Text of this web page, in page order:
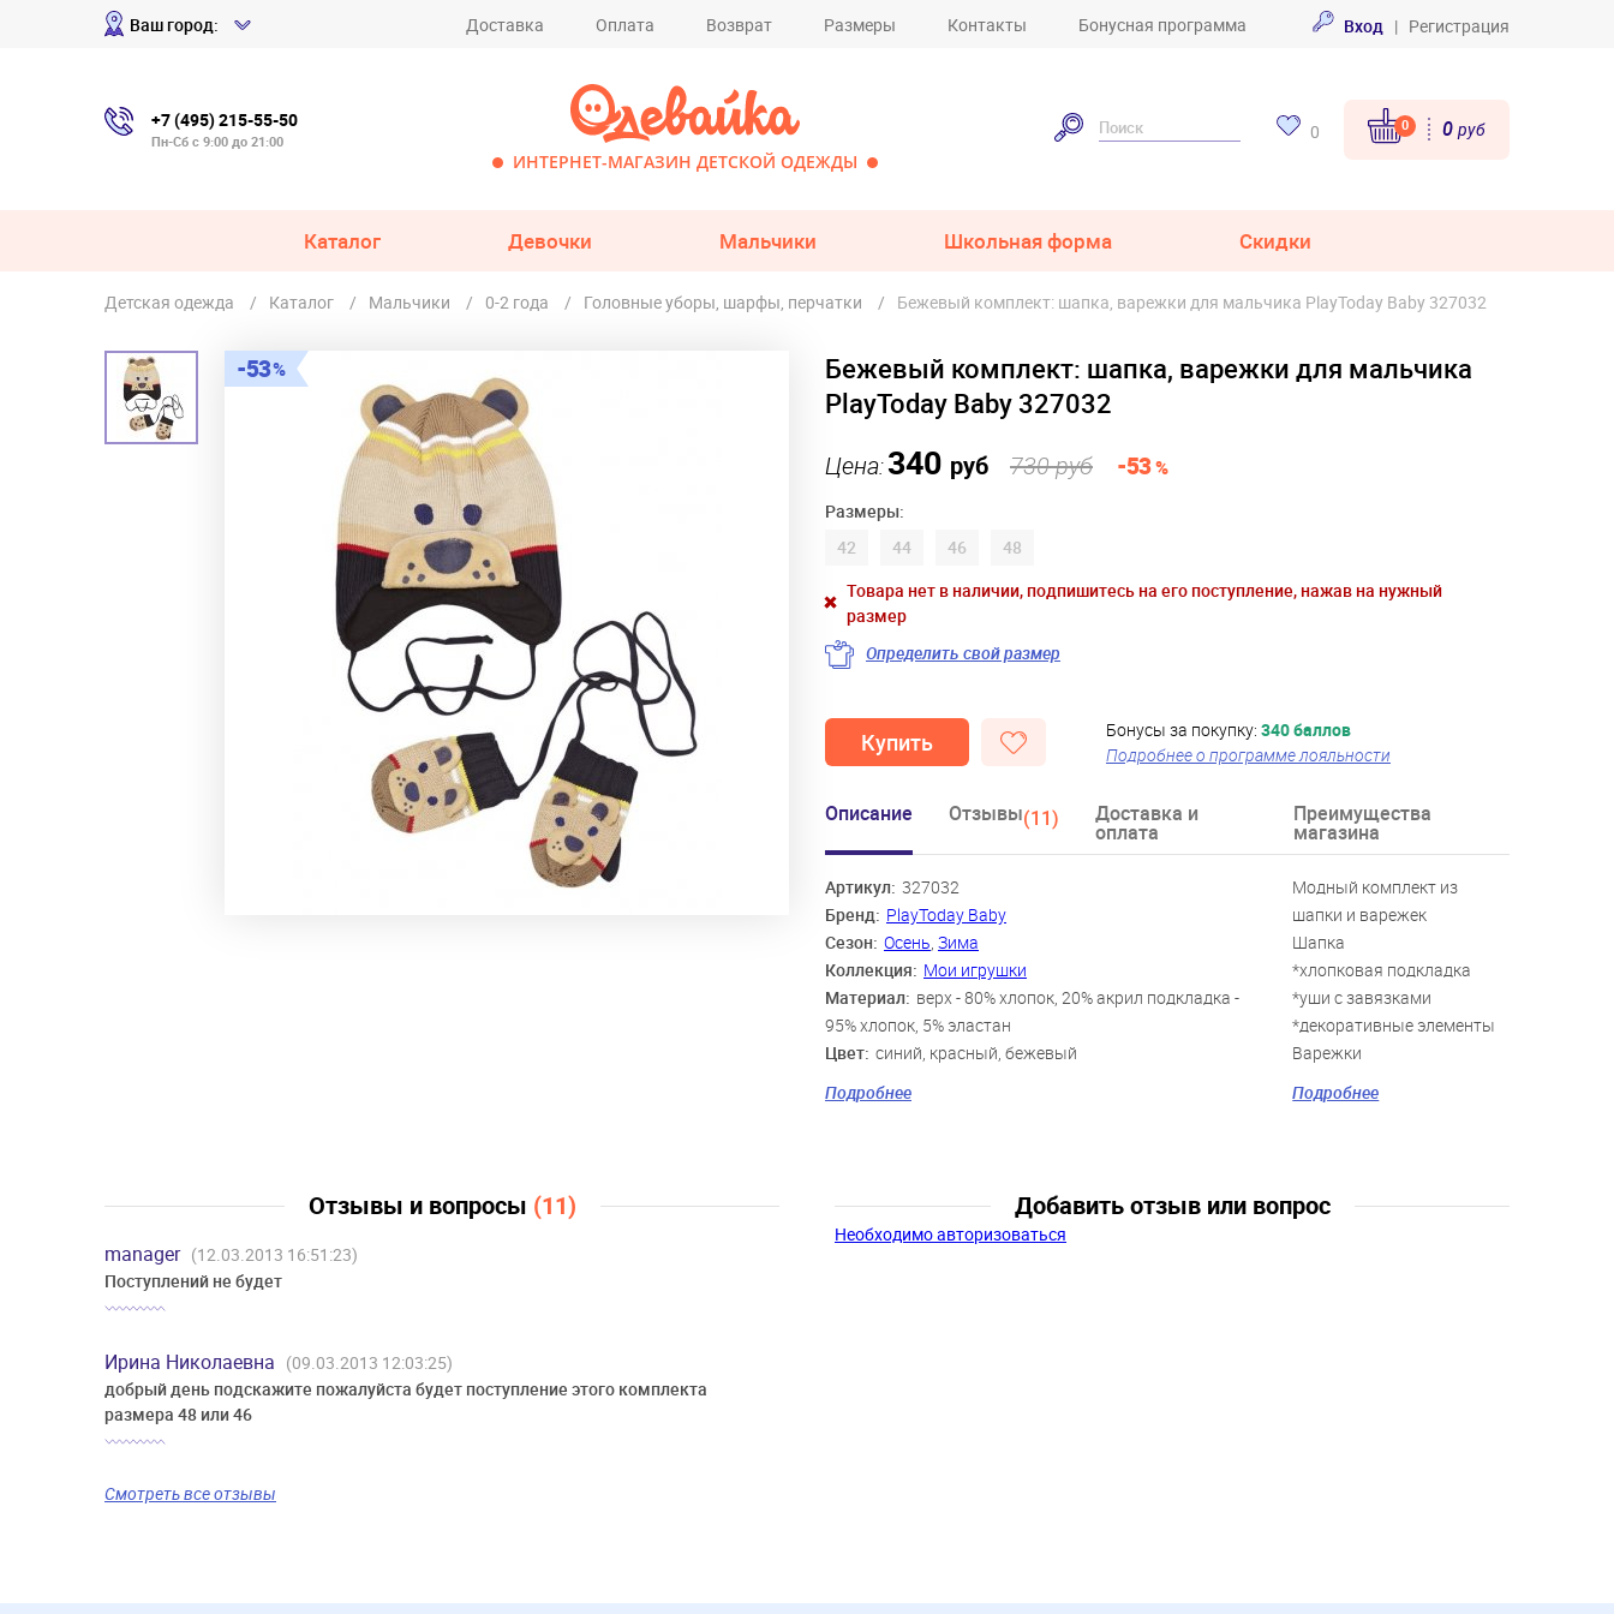
Ваш город: Доставка Оплата Возврат Размеры Контакты Бонусная программа Вход | Регистрация
+7 (495) 215-55-50
Пн-Сб с 9:00 до 21:00
ИНТЕРНЕТ-МАГАЗИН ДЕТСКОЙ ОДЕЖДЫ
0 0 0 руб
Каталог Девочки Мальчики Школьная форма Скидки
Детская одежда Каталог Мальчики 0-2 года Головные уборы, шарфы, перчатки Бежевый комплект: шапка, варежки для мальчика PlayToday Baby 327032
53
Бежевый комплект: шапка, варежки для мальчика
PlayToday Baby 327032
Цена:340 руб 730 руб -53%
Размеры:
42
44 46
48
Товара нет в наличии, подпишитесь на его поступление, нажав на нужный
размер
Определить свой размер
Бонусы за покупку: 340 баллов
Подробнее о программе лояльности
Купить
Описание Отзывы(11) Доставка и
оплата
Преимущества
магазина
Артикул: 327032
Бренд: PlayToday Baby
Сезон: Осень, Зима
Коллекция: Мои игрушки
Материал: верх - 80% хлопок, 20% акрил подкладка -
95% хлопок, 5% эластан
Цвет: синий, красный, бежевый
Скидка:
Пол: Мальчики
Подробнее
Модный комплект из
шапки и варежек
Шапка
*хлопковая подкладка
*уши с завязками
*декоративные элементы
Варежки
*хлопковая подкладка
*декоративные элементы
Подробнее
Отзывы и вопросы (11)
manager (12.03.2013 16:51:23)
Поступлений не будет
Ирина Николаевна (09.03.2013 12:03:25)
добрый день подскажите пожалуйста будет поступление этого комплекта
размера 48 или 46
Смотреть все отзывы
Добавить отзыв или вопрос
Необходимо авторизоваться